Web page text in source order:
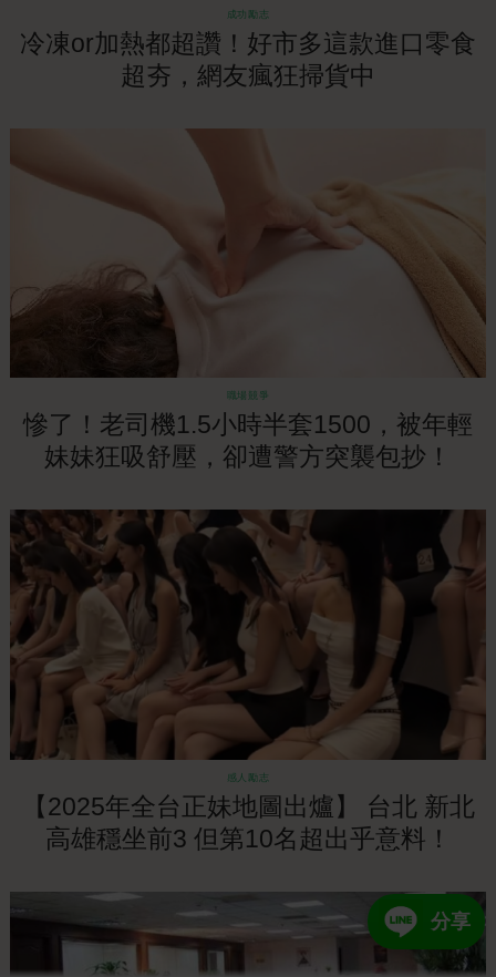
分享
成功勵志
冷凍or加熱都超讚！好市多這款進口零食
超夯，網友瘋狂掃貨中
職場競爭
慘了！老司機1.5小時半套1500，被年輕
妹妹狂吸舒壓，卻遭警方突襲包抄！
感人勵志
【2025年全台正妹地圖出爐】 台北 新北
高雄穩坐前3 但第10名超出乎意料！